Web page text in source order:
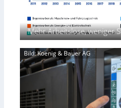
r
ü
c
k
r
o
n
w
e
n
d
u
e
p
a
d
i
Mehr Arbeitslose, weniger
Bild: Koenig & Bauer AG